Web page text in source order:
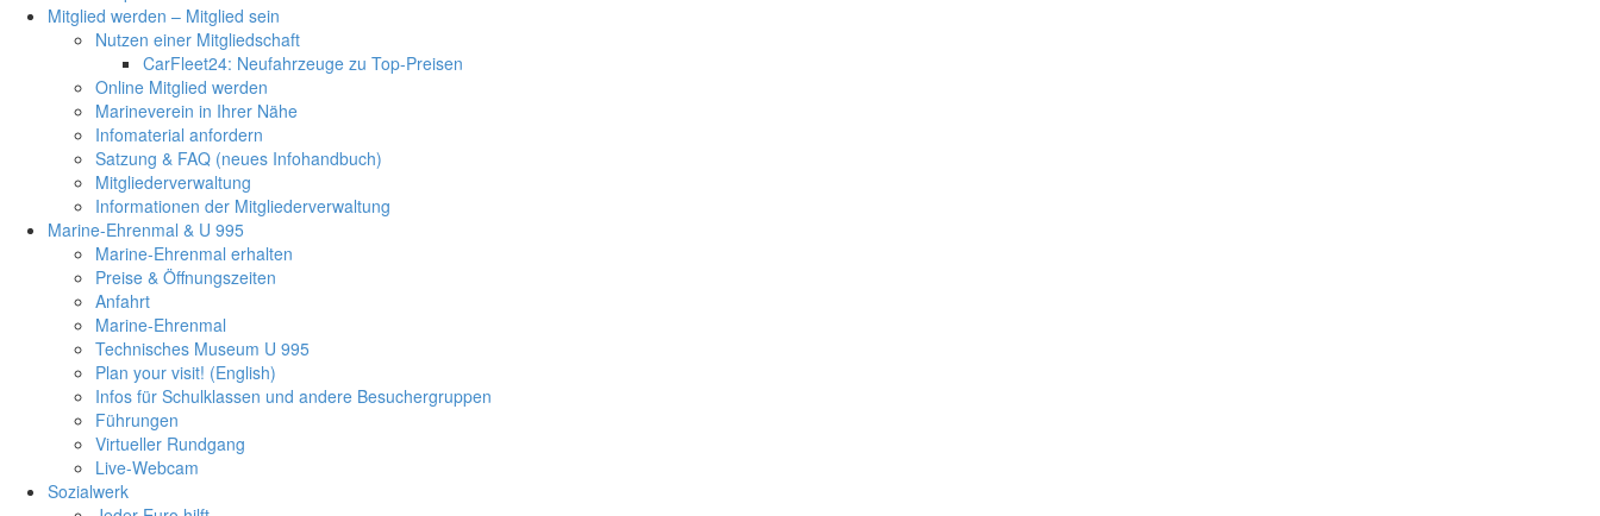
Mitglied werden – Mitglied sein
Nutzen einer Mitgliedschaft
CarFleet24: Neufahrzeuge zu Top-Preisen
Online Mitglied werden
Marineverein in Ihrer Nähe
Infomaterial anfordern
Satzung & FAQ (neues Infohandbuch)
Mitgliederverwaltung
Informationen der Mitgliederverwaltung
Marine-Ehrenmal & U 995
Marine-Ehrenmal erhalten
Preise & Öffnungszeiten
Anfahrt
Marine-Ehrenmal
Technisches Museum U 995
Plan your visit! (English)
Infos für Schulklassen und andere Besuchergruppen
Führungen
Virtueller Rundgang
Live-Webcam
Sozialwerk